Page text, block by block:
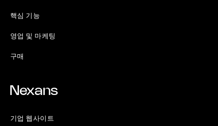
핵심 기능
영업 및 마케팅
구매
Nexans
기업 웹사이트